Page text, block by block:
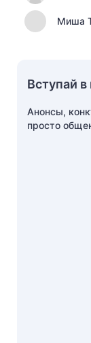
Миша
Вступай в
Анонсы,
просто